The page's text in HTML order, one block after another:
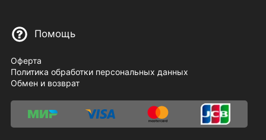
Помощь
Оферта
Политика обработки персональных данных
Обмен и возврат